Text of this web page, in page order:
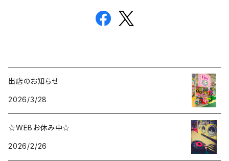
出店のお知らせ
2026/3/28
☆WEBお休み中☆
2026/2/26